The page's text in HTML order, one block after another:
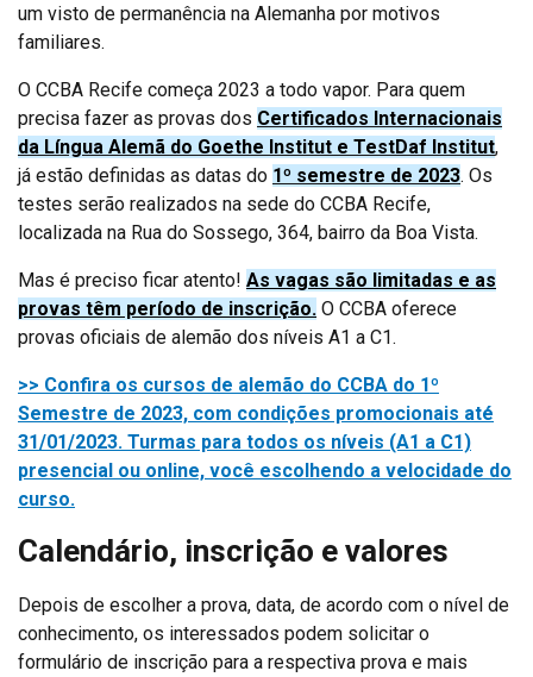
um visto de permanência na Alemanha por motivos
familiares.
O CCBA Recife começa 2023 a todo vapor. Para quem
precisa fazer as provas dos Certificados Internacionais
da Língua Alemã do Goethe Institut e TestDaf Institut,
já estão definidas as datas do 1º semestre de 2023. Os
testes serão realizados na sede do CCBA Recife,
localizada na Rua do Sossego, 364, bairro da Boa Vista.
Mas é preciso ficar atento! As vagas são limitadas e as
provas têm período de inscrição. O CCBA oferece
provas oficiais de alemão dos níveis A1 a C1.
>> Confira os cursos de alemão do CCBA do 1º
Semestre de 2023, com condições promocionais até
31/01/2023. Turmas para todos os níveis (A1 a C1)
presencial ou online, você escolhendo a velocidade do
curso.
Calendário, inscrição e valores
Depois de escolher a prova, data, de acordo com o nível de
conhecimento, os interessados podem solicitar o
formulário de inscrição para a respectiva prova e mais